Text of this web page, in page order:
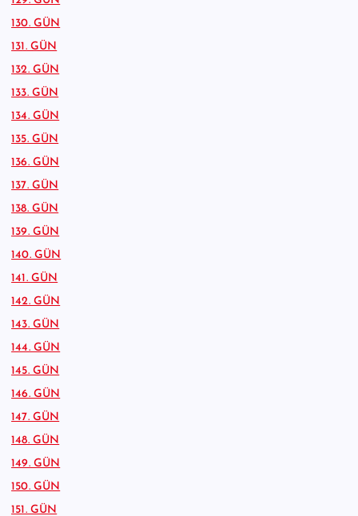
130. GÜN
131. GÜN
132. GÜN
133. GÜN
134. GÜN
135. GÜN
136. GÜN
137. GÜN
138. GÜN
139. GÜN
140. GÜN
141. GÜN
142. GÜN
143. GÜN
144. GÜN
145. GÜN
146. GÜN
147. GÜN
148. GÜN
149. GÜN
150. GÜN
151. GÜN